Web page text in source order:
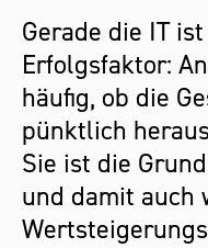
Gerade die IT
Erfolgsfaktor:
häufig, ob die
pünktlich
Sie ist die
und damit auch